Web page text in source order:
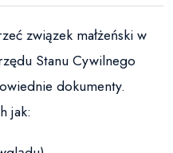
związek małżeński w
Stanu Cywilnego
dokumenty.
jak: